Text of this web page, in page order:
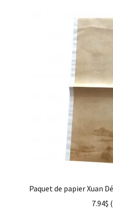
Paquet de papier Xuan
7.94$ (